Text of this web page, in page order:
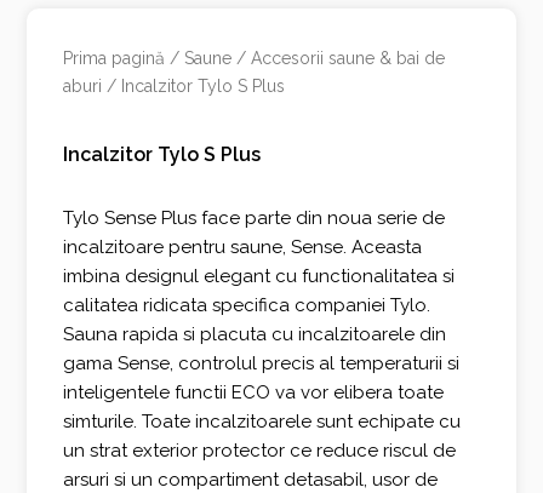
Prima pagină / Saune /Accesorii saune & bai de
aburi / Incalzitor Tylo S Plus
Incalzitor Tylo S Plus
Tylo Sense Plus face parte din noua serie de
incalzitoare pentru saune, Sense. Aceasta
imbina designul elegant cu functionalitatea si
calitatea ridicata specifica companiei Tylo.
Sauna rapida si placuta cu incalzitoarele din
gama Sense, controlul precis al temperaturii si
inteligentele functii ECO va vor elibera toate
simturile. Toate incalzitoarele sunt echipate cu
un strat exterior protector ce reduce riscul de
arsuri si un compartiment detasabil, usor de